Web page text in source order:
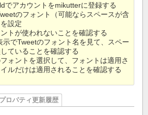
でアカウントをmikutterに登録する
のフォント（可能ならスペースが含
設定
トが使われないことを確認する
示でTweetのフォント名を見て、スペー
ていることを確認する
ォントを選択して、フォントは適用さ
ルだけは適用されることを確認する
プロパティ更新履歴